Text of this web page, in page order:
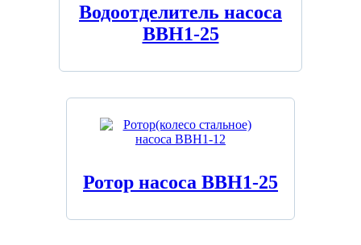
Водоотделитель насоса
ВВН1-25
Ротор насоса ВВН1-25